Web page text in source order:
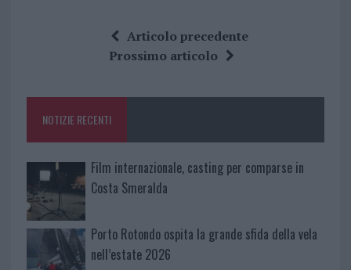
o
k
te
re
at
s
p
a
re
Articolo precedente
Prossimo articolo
NOTIZIE RECENTI
Film internazionale, casting per comparse in
Costa Smeralda
Porto Rotondo ospita la grande sfida della vela
nell’estate 2026